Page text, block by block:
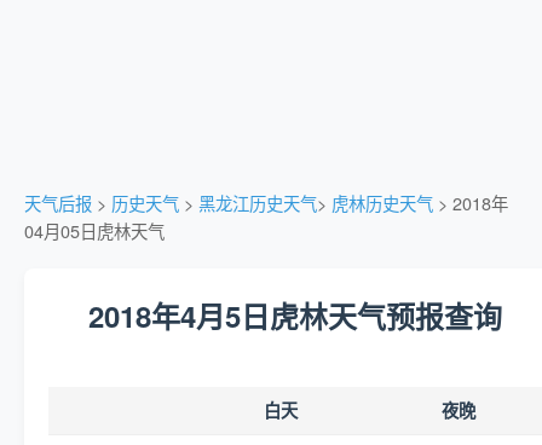
天气后报 > 历史天气 > 黑龙江历史天气> 虎林历史天气 > 2018年
04月05日虎林天气
2018年4月5日虎林天气预报查询
白天 夜晚